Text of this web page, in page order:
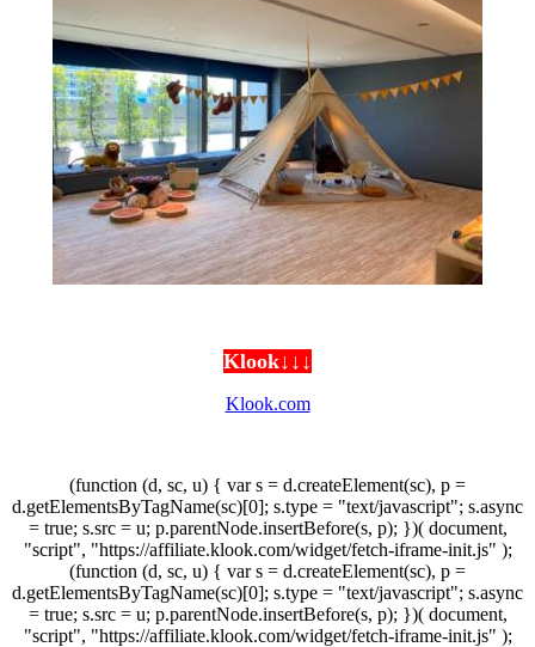
Klook↓↓↓
Klook.com
(function (d, sc, u) { var s = d.createElement(sc), p =
d.getElementsByTagName(sc)[0]; s.type = "text/javascript"; s.async
= true; s.src = u; p.parentNode.insertBefore(s, p); })( document,
"script", "https://affiliate.klook.com/widget/fetch-iframe-init.js" );
(function (d, sc, u) { var s = d.createElement(sc), p =
d.getElementsByTagName(sc)[0]; s.type = "text/javascript"; s.async
= true; s.src = u; p.parentNode.insertBefore(s, p); })( document,
"script", "https://affiliate.klook.com/widget/fetch-iframe-init.js" );